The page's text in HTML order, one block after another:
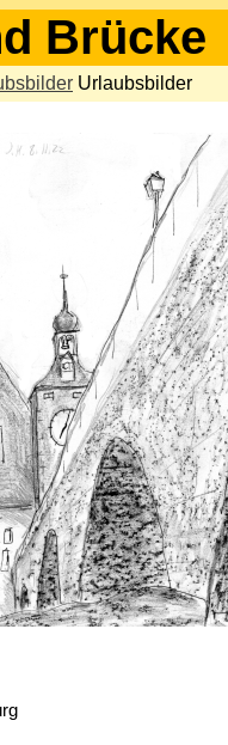
Brücke
Urlaubsbilder